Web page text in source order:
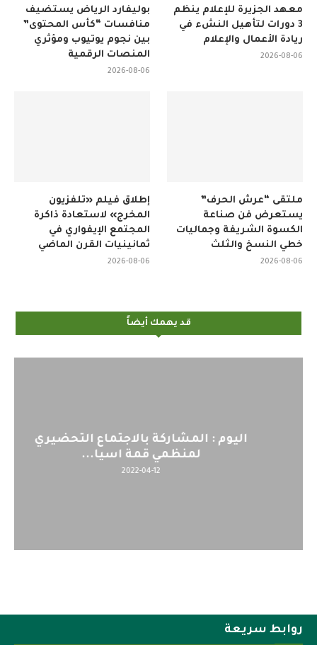
بوليفارد الرياض يستضيف
منافسات “كأس المحتوى”
بين نجوم يوتيوب ومؤثري
المنصات الرقمية
2026-08-06
معهد الجزيرة للإعلام ينظم
3 دورات لتأهيل النشء في
ريادة الأعمال والإعلام
2026-08-06
إطلاق فيلم «تلفزيون
المخرج» لاستعادة ذاكرة
المجتمع الإيفواري في
ثمانينيات القرن الماضي
2026-08-06
ملتقى “عرش الحرف”
يستعرض فن صناعة
الكسوة الشريفة وجماليات
خطي النسخ والثلث
2026-08-06
قد يهمك أيضاً
اليوم : المشاركة بالاجتماع التحضيري
لمنظمي قمة اسيا...
2022-04-12
روابط سريعة